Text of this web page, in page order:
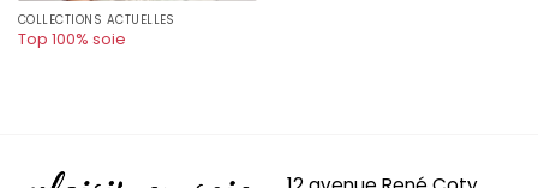
COLLECTIONS ACTUELLES
Top 100% soie